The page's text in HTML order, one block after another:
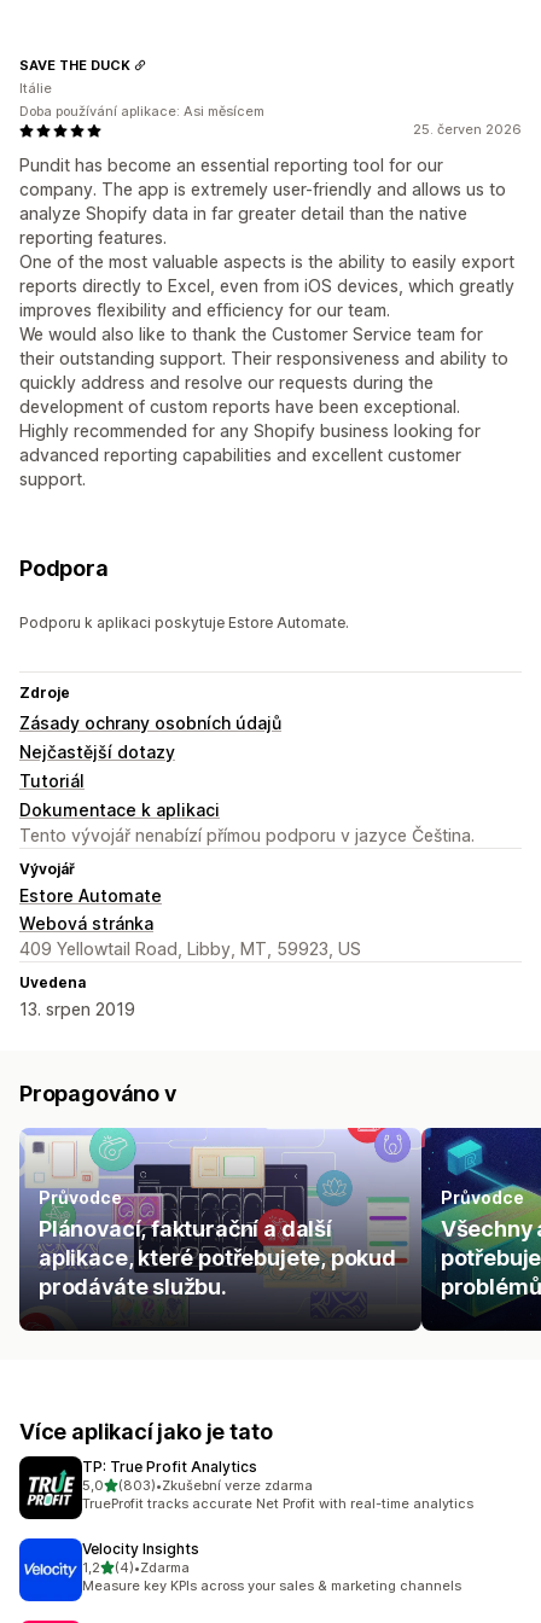
25. červen 2026
Pundit has become an essential reporting tool for our
company. The app is extremely user-friendly and allows us to
analyze Shopify data in far greater detail than the native
reporting features.
One of the most valuable aspects is the ability to easily export
reports directly to Excel, even from iOS devices, which greatly
improves flexibility and efficiency for our team.
We would also like to thank the Customer Service team for
their outstanding support. Their responsiveness and ability to
quickly address and resolve our requests during the
development of custom reports have been exceptional.
Highly recommended for any Shopify business looking for
advanced reporting capabilities and excellent customer
support.
SAVE THE DUCK
Itálie
Doba používání aplikace: Asi měsícem
Podpora
Podporu k aplikaci poskytuje Estore Automate.
Zdroje
Zásady ochrany osobních údajů
Nejčastější dotazy
Tutoriál
Dokumentace k aplikaci
Tento vývojář nenabízí přímou podporu v jazyce Čeština.
Vývojář
Estore Automate
Webová stránka
409 Yellowtail Road, Libby, MT, 59923, US
Uvedena
13. srpen 2019
Propagováno v
Průvodce
Plánovací, fakturační a další
aplikace, které potřebujete, pokud
prodáváte službu.
Průvodce
Všechny
Více aplikací jako je tato
TP: True Profit Analytics
5,0z 5 hvězd
(803)
Celkový počet recenzí: 803
•Zkušební verze zdarma
TrueProfit tracks accurate Net Profit with real-time analytics
Velocity Insights
1,2z 5 hvězd
(4)
Celkový počet recenzí: 4
•Zdarma
Measure key KPIs across your sales & marketing channels